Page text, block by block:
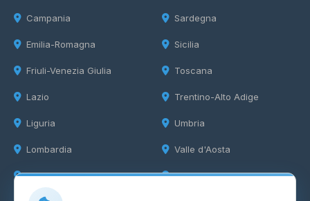
Campania
Emilia-Romagna
Friuli-Venezia Giulia
Lazio
Liguria
Lombardia
Marche
Sardegna
Sicilia
Toscana
Trentino-Alto Adige
Umbria
Valle d'Aosta
Veneto